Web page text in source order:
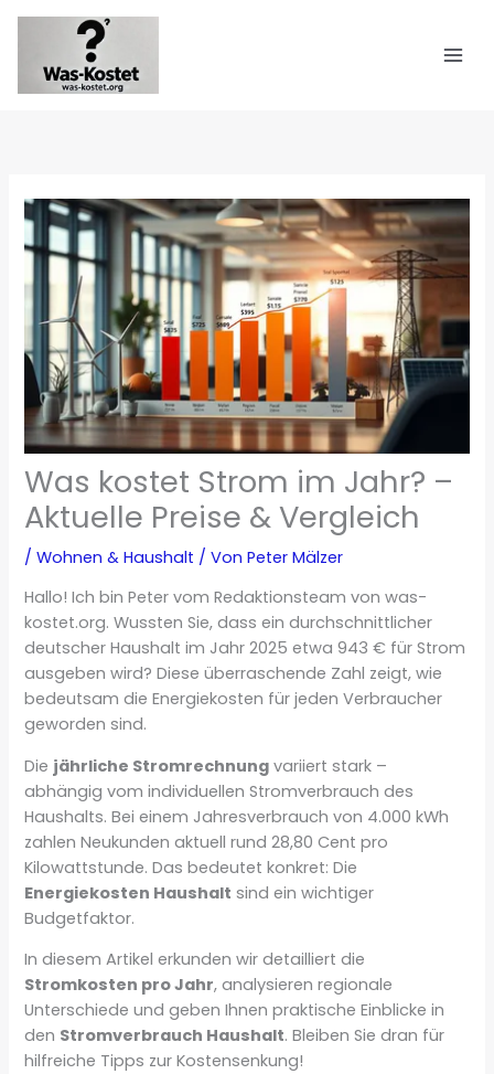
Zum
springen
Was kostet Strom im Jahr? –
Aktuelle Preise & Vergleich
/Wohnen & Haushalt / VonPeter Mälzer
Hallo! Ich bin Peter vom Redaktionsteam von was-
kostet.org. Wussten Sie, dass ein durchschnittlicher
deutscher Haushalt im Jahr 2025 etwa 943 € für Strom
ausgeben wird? Diese überraschende Zahl zeigt, wie
bedeutsam die Energiekosten für jeden Verbraucher
geworden sind.
Die jährliche Stromrechnung variiert stark –
abhängig vom individuellen Stromverbrauch des
Haushalts. Bei einem Jahresverbrauch von 4.000 kWh
zahlen Neukunden aktuell rund 28,80 Cent pro
Kilowattstunde. Das bedeutet konkret: Die
Energiekosten Haushalt sind ein wichtiger
Budgetfaktor.
In diesem Artikel erkunden wir detailliert die
Stromkosten pro Jahr, analysieren regionale
Unterschiede und geben Ihnen praktische Einblicke in
den Stromverbrauch Haushalt. Bleiben Sie dran für
hilfreiche Tipps zur Kostensenkung!